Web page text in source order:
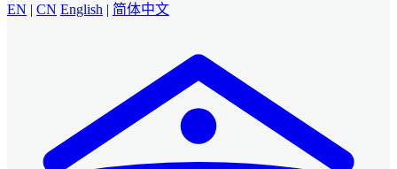
EN | CN English | 简体中文